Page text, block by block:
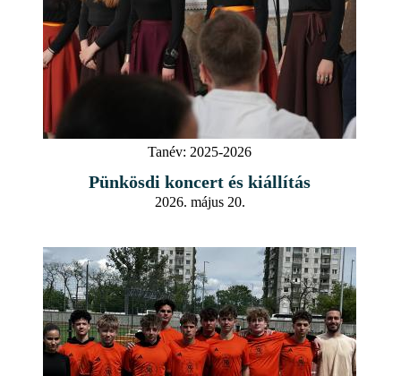
Tanév: 2025-2026
Pünkösdi koncert és kiállítás
2026. május 20.